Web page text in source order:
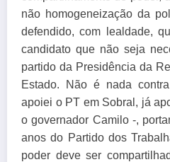
não homogeneização da
defendido, com lealdade,
candidato que não seja
partido da Presidência da
Estado. Não é nada
apoiei o PT em Sobral, já
o governador Camilo -,
anos do Partido dos
poder deve ser